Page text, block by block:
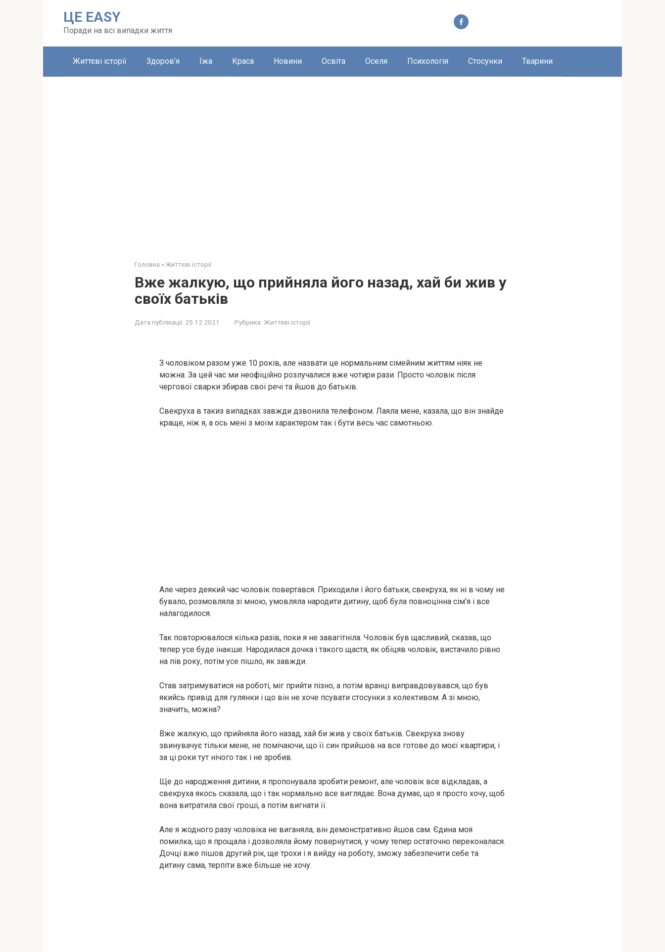
ЦЕ EASY
Поради на всі випадки життя
Життєві історії Здоров’я Їжа Краса Новини Освіта Оселя Психологія Стосунки Тварини
Головна » Життєві історії
Вже жалкую, що прийняла його назад, хай би жив у
своїх батьків
Дата публікації: 25.12.2021 Рубрика: Життєві історії
З чоловіком разом уже 10 років, але назвати це нормальним сімейним життям ніяк не
можна. За цей час ми неофіційно розлучалися вже чотири рази. Просто чоловік після
чергової сварки збирав свої речі та йшов до батьків.
Свекруха в такиз випадках завжди дзвонила телефоном. Лаяла мене, казала, що він знайде
краще, ніж я, а ось мені з моїм характером так і бути весь час самотньою.
Але через деякий час чоловік повертався. Приходили і його батьки, свекруха, як ні в чому не
бувало, розмовляла зі мною, умовляла народити дитину, щоб була повноцінна сім’я і все
налагодилося.
Так повторювалося кілька разів, поки я не завагітніла. Чоловік був щасливий, сказав, що
тепер усе буде інакше. Народилася дочка і такого щастя, як обіцяв чоловік, вистачило рівно
на пів року, потім усе пішло, як завжди.
Став затримуватися на роботі, міг прийти пізно, а потім вранці виправдовувався, що був
якийсь привід для гулянки і що він не хоче псувати стосунки з колективом. А зі мною,
значить, можна?
Вже жалкую, що прийняла його назад, хай би жив у своїх батьків. Свекруха знову
звинувачує тільки мене, не помічаючи, що її син прийшов на все готове до моєї квартири, і
за ці роки тут нічого так і не зробив.
Ще до народження дитини, я пропонувала зробити ремонт, але чоловік все відкладав, а
свекруха якось сказала, що і так нормально все виглядає. Вона думає, що я просто хочу, щоб
вона витратила свої гроші, а потім вигнати її.
Але я жодного разу чоловіка не виганяла, він демонстративно йшов сам. Єдина моя
помилка, що я прощала і дозволяла йому повернутися, у чому тепер остаточно переконалася.
Дочці вже пішов другий рік, ще трохи і я вийду на роботу, зможу забезпечити себе та
дитину сама, терпіти вже більше не хочу.